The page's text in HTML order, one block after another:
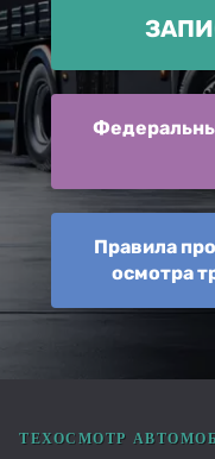
Правила
осмотра